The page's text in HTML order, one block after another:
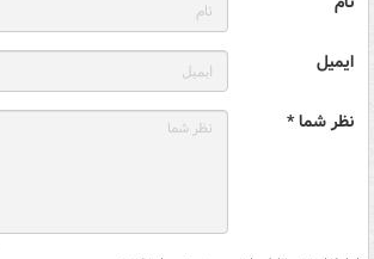
ایمیل
نظر شما *